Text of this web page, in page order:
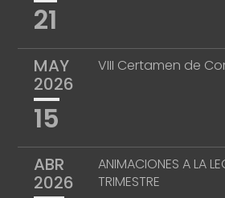
21
MAY
2026
15
VIII Certamen de
ABR
2026
ANIMACIONES A LA
TRIMESTRE